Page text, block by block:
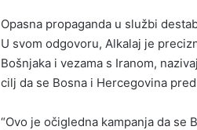
Opasna propaganda u službi
U svom odgovoru, Alkalaj je
Bošnjaka i vezama s Iranom,
cilj da se Bosna i Hercegovina
“Ovo je očigledna kampanja da